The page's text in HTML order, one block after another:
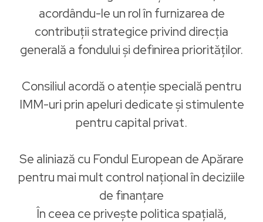
acordându-le un rol în furnizarea de
contribuții strategice privind direcția
generală a fondului și definirea priorităților.
Consiliul acordă o atenție specială pentru
IMM-uri prin apeluri dedicate și stimulente
pentru capital privat.
Se aliniază cu Fondul European de Apărare
pentru mai mult control național în deciziile
de finanțare
În ceea ce privește politica spațială,